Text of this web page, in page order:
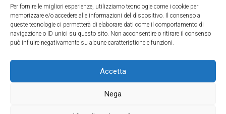
Per fornire le migliori esperienze, utilizziamo tecnologie come i cookie per
memorizzare e/o accedere alle informazioni del dispositivo. Il consenso a
queste tecnologie ci permetterà di elaborare dati come il comportamento di
navigazione o ID unici su questo sito. Non acconsentire o ritirare il consenso
può influire negativamente su alcune caratteristiche e funzioni.
Accetta
Nega
Cell331.9899963
Eseguiamo anche lavori di apertura porte pronto intervento 24
ore
by ThemeGrill. Powered by
Contatti Cambio Serratura Torino – Sostituzione serrature 24h